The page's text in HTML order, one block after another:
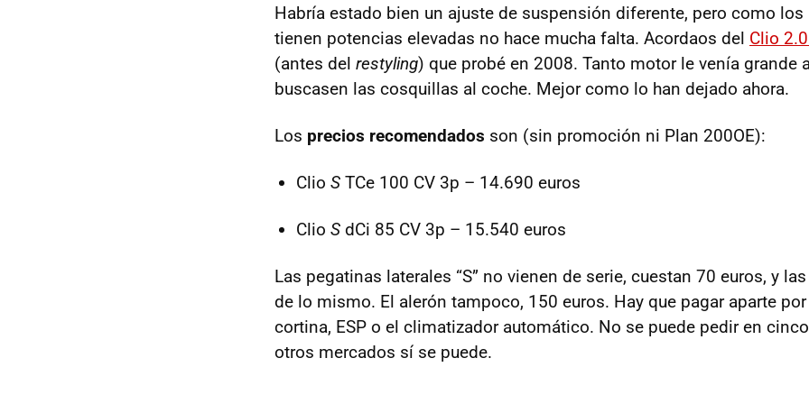
Habría estado bien un ajuste de suspensión diferente, pero como
tienen potencias elevadas no hace mucha falta. Acordaos del Clio
(antes del restyling) que probé en 2008. Tanto motor le venía grande
buscasen las cosquillas al coche. Mejor como lo han dejado ahora.
Los precios recomendados son (sin promoción ni Plan 200OE):
Clio S TCe 100 CV 3p – 14.690 euros
Clio S dCi 85 CV 3p – 15.540 euros
Las pegatinas laterales “S” no vienen de serie, cuestan 70 euros, y
de lo mismo. El alerón tampoco, 150 euros. Hay que pagar aparte
cortina, ESP o el climatizador automático. No se puede pedir en
otros mercados sí se puede.